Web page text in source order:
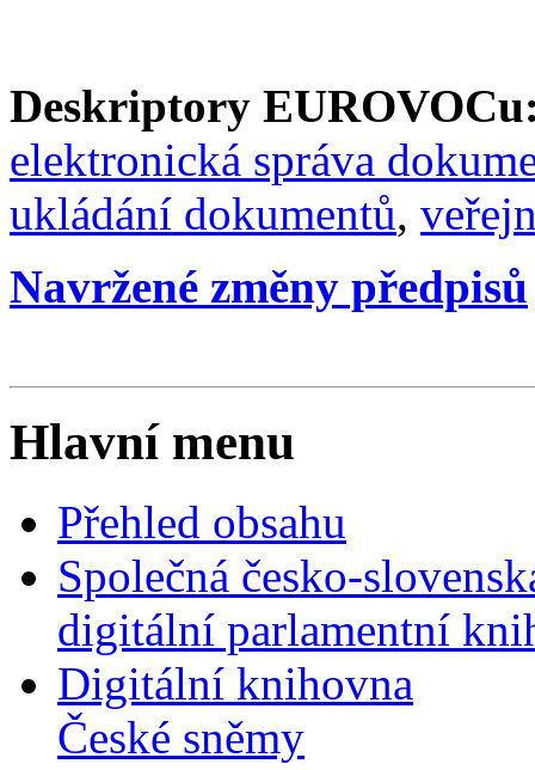
Deskriptory
elektronická správa
ukládání dokumentů,
Navržené změny předpisů
Hlavní menu
Přehled obsahu
Společná česko-
digitální parlamentní
Digitální knihovna
České sněmy